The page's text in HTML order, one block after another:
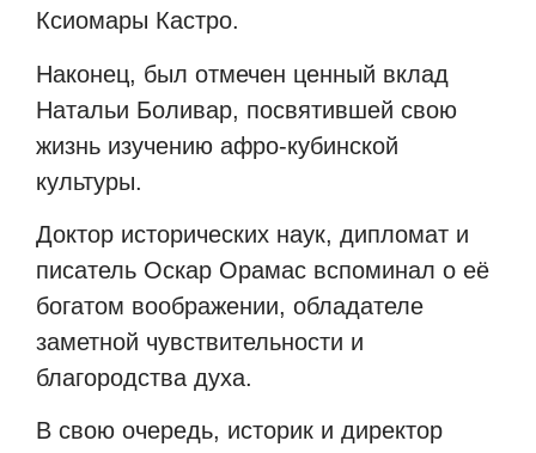
Ксиомары Кастро.
Наконец, был отмечен ценный вклад
Натальи Боливар, посвятившей свою
жизнь изучению афро-кубинской
культуры.
Доктор исторических наук, дипломат и
писатель Оскар Орамас вспоминал о её
богатом воображении, обладателе
заметной чувствительности и
благородства духа.
В свою очередь, историк и директор